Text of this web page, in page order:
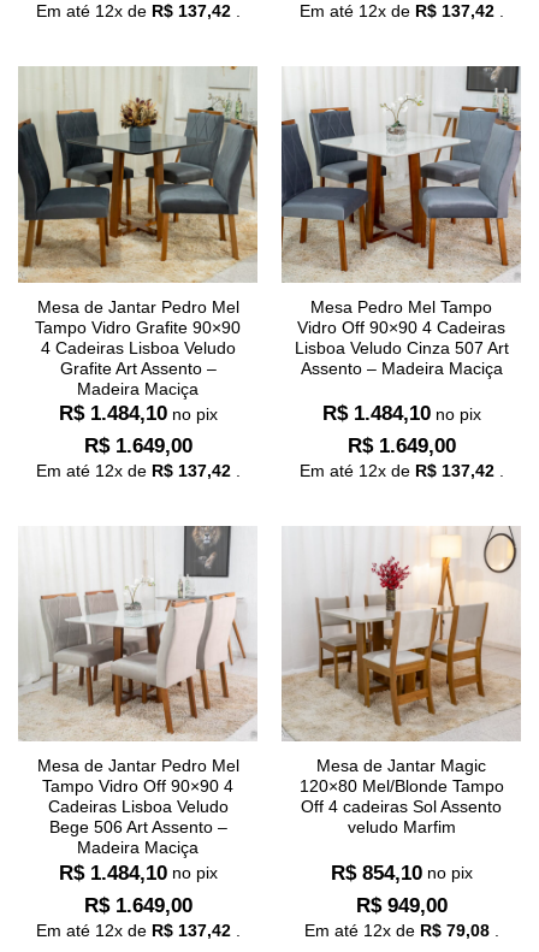
Em até 12x de R$137,42. Em até 12x de R$137,42.
Mesa de Jantar Pedro Mel
Tampo Vidro Grafite 90×90
4 Cadeiras Lisboa Veludo
Grafite Art Assento –
Madeira Maciça
R$1.484,10 no pix
R$1.649,00
Em até 12x de R$137,42.
Mesa Pedro Mel Tampo
Vidro Off 90×90 4 Cadeiras
Lisboa Veludo Cinza 507 Art
Assento – Madeira Maciça
R$1.484,10 no pix
R$1.649,00
Em até 12x de R$137,42.
Mesa de Jantar Pedro Mel
Tampo Vidro Off 90×90 4
Cadeiras Lisboa Veludo
Bege 506 Art Assento –
Madeira Maciça
R$1.484,10 no pix
R$1.649,00
Em até 12x de R$137,42.
Mesa de Jantar Magic
120×80 Mel/Blonde Tampo
Off 4 cadeiras Sol Assento
veludo Marfim
R$854,10 no pix
R$949,00
Em até 12x de R$79,08.